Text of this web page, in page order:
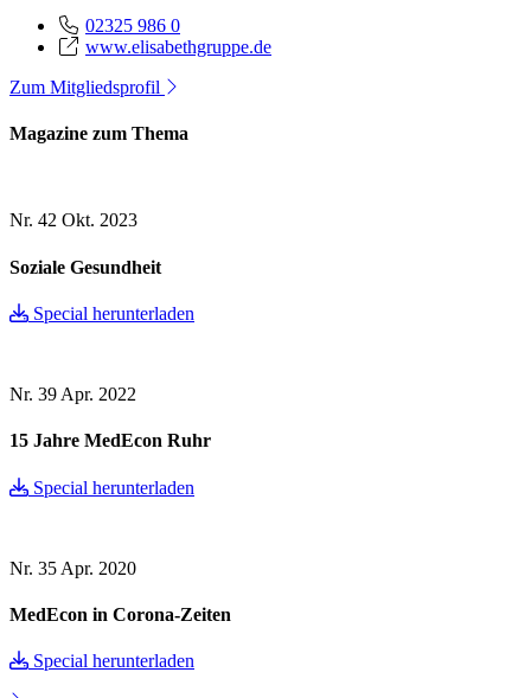
02325 986 0
www.elisabethgruppe.de
Zum Mitgliedsprofil
Magazine zum Thema
Nr. 42 Okt. 2023
Soziale Gesundheit
Special herunterladen
Nr. 39 Apr. 2022
15 Jahre MedEcon Ruhr
Special herunterladen
Nr. 35 Apr. 2020
MedEcon in Corona-Zeiten
Special herunterladen